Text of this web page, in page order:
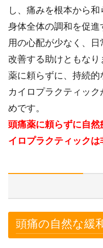
し、痛みを根本から和
身体全体の調和を促
用の心配が少なく、
改善する助けともなり
薬に頼らずに、持続的
カイロプラクティッ
めです。
頭痛薬に頼らずに自
イロプラクティックは
頭痛の自然な緩